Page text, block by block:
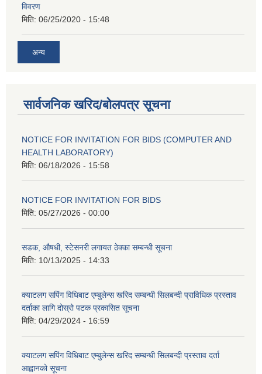
विवरण
मिति: 06/25/2020 - 15:48
अन्य
सार्वजनिक खरिद/बोलपत्र सूचना
NOTICE FOR INVITATION FOR BIDS (COMPUTER AND
HEALTH LABORATORY)
मिति: 06/18/2026 - 15:58
NOTICE FOR INVITATION FOR BIDS
मिति: 05/27/2026 - 00:00
सडक, औषधी, स्टेसनरी लगायत ठेक्का सम्बन्धी सूचना
मिति: 10/13/2025 - 14:33
क्याटलग सपिंग विधिबाट एम्बुलेन्स खरिद सम्बन्धी सिलबन्दी प्राविधिक प्रस्ताव
दर्ताका लागि दोस्रो पटक प्रकासित सूचना
मिति: 04/29/2024 - 16:59
क्याटलग सपिंग विधिबाट एम्बुलेन्स खरिद सम्बन्धी सिलबन्दी प्रस्ताव दर्ता
आह्वानको सूचना